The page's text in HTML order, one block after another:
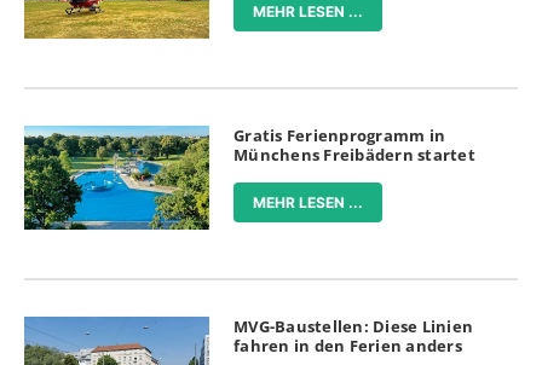
MEHR LESEN ...
Gratis Ferienprogramm in
Münchens Freibädern startet
MEHR LESEN ...
MVG-Baustellen: Diese Linien
fahren in den Ferien anders